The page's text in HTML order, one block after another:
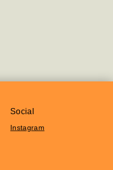
Social
Instagram